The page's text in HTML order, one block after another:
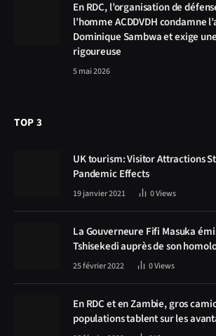
En RDC, l’organisation de
l’homme ACDDVDH condamne
Dominique Sambwa et exige
rigoureuse
5 mai 2026
TOP 3
UK tourism: Visitor Attractions
Pandemic Effects
19 janvier 2021 0Views
La Gouverneure Fifi Masuka
Tshisekedi auprès de son
Hichilema, la construction de la
25 février 2022 0Views
En RDC et en Zambie, gros
populations tablent sur les